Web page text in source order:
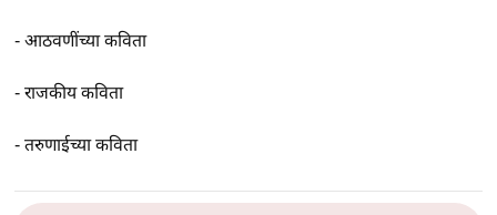
-आठवणींच्या कविता
-राजकीय कविता
-तरुणाईच्या कविता